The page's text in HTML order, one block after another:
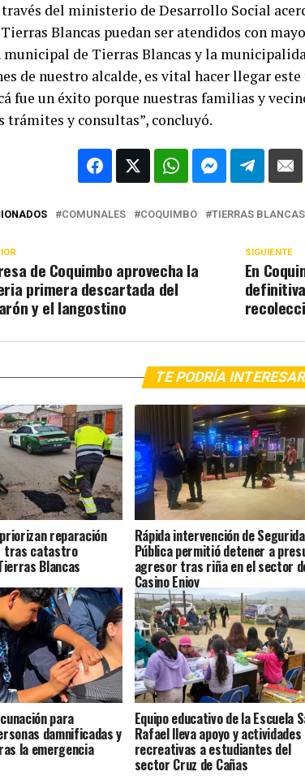
del ministerio de Desarrollo Social
Blancas puedan ser atendidos con
municipal de Tierras Blancas y la
de nuestro alcalde, es vital hacer llegar
fue un éxito porque nuestras familias y
trámites y consultas”, concluyó.
COMUNALES COQUIMBO TIERRAS BLANCAS
SIGUIENTE
En
de Coquimbo aprovecha la
primera descartada del
y el langostino
TE PODRÍA
reparación
tras catastro
Blancas
Rápida intervención de
Pública permitió detener a
agresor tras riña en el sector
Casino Enjoy
para
damnificadas y
la emergencia
Equipo educativo de la Escuela
Rafael lleva apoyo y actividades
recreativas a estudiantes del
sector Cruz de Cañas